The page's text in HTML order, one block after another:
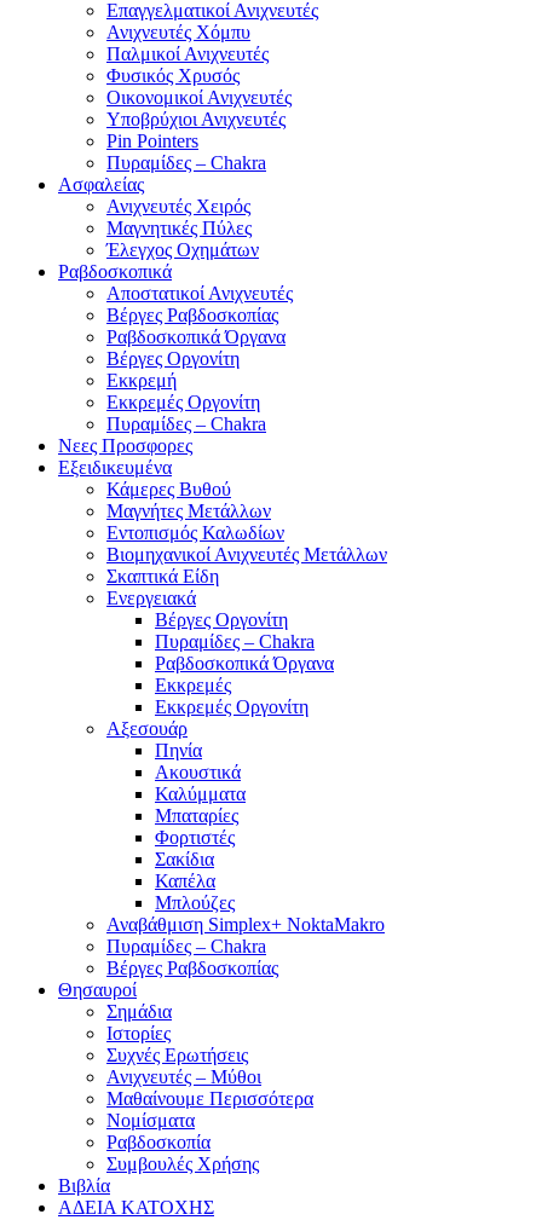
Επαγγελματικοί Ανιχνευτές
Ανιχνευτές Χόμπυ
Παλμικοί Ανιχνευτές
Φυσικός Χρυσός
Οικονομικοί Ανιχνευτές
Υποβρύχιοι Ανιχνευτές
Pin Pointers
Πυραμίδες – Chakra
Ασφαλείας
Ανιχνευτές Χειρός
Μαγνητικές Πύλες
Έλεγχος Οχημάτων
Ραβδοσκοπικά
Αποστατικοί Ανιχνευτές
Βέργες Ραβδοσκοπίας
Ραβδοσκοπικά Όργανα
Βέργες Οργονίτη
Εκκρεμή
Εκκρεμές Οργονίτη
Πυραμίδες – Chakra
Νεες Προσφορες
Εξειδικευμένα
Κάμερες Βυθού
Μαγνήτες Μετάλλων
Εντοπισμός Καλωδίων
Βιομηχανικοί Ανιχνευτές Μετάλλων
Σκαπτικά Είδη
Ενεργειακά
Βέργες Οργονίτη
Πυραμίδες – Chakra
Ραβδοσκοπικά Όργανα
Εκκρεμές
Εκκρεμές Οργονίτη
Αξεσουάρ
Πηνία
Ακουστικά
Καλύμματα
Μπαταρίες
Φορτιστές
Σακίδια
Καπέλα
Μπλούζες
Αναβάθμιση Simplex+ NoktaMakro
Πυραμίδες – Chakra
Βέργες Ραβδοσκοπίας
Θησαυροί
Σημάδια
Ιστορίες
Συχνές Ερωτήσεις
Ανιχνευτές – Μύθοι
Μαθαίνουμε Περισσότερα
Νομίσματα
Ραβδοσκοπία
Συμβουλές Χρήσης
Βιβλία
ΑΔΕΙΑ ΚΑΤΟΧΗΣ